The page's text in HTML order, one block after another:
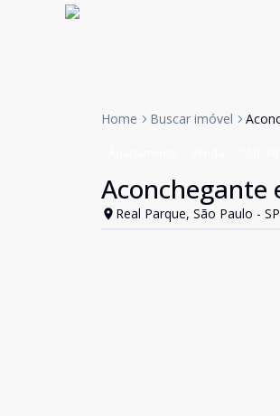
Home Buscar imóvel
Aconchegante
Real Parque, São Paulo - SP